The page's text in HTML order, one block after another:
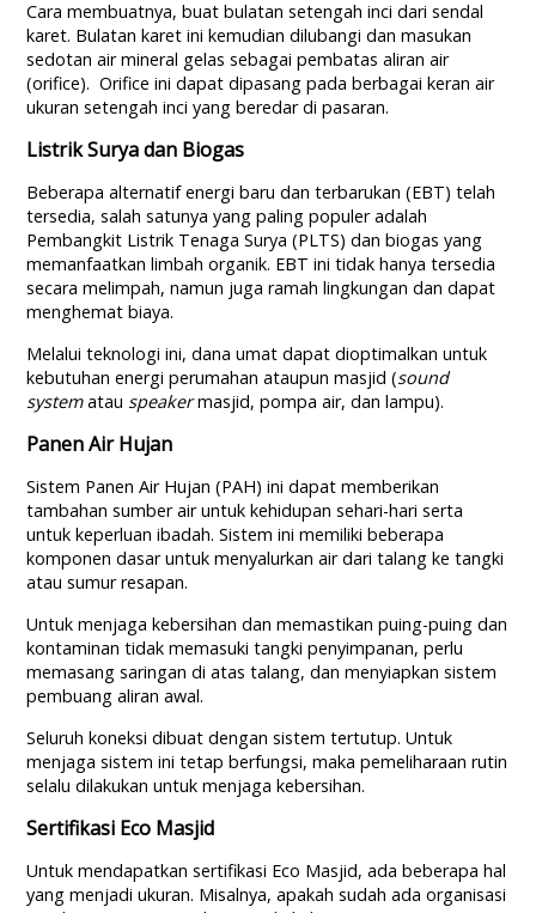
Cara membuatnya, buat bulatan setengah inci dari sendal
karet. Bulatan karet ini kemudian dilubangi dan masukan
sedotan air mineral gelas sebagai pembatas aliran air
(orifice). Orifice ini dapat dipasang pada berbagai keran air
ukuran setengah inci yang beredar di pasaran.
Listrik Surya dan Biogas
Beberapa alternatif energi baru dan terbarukan (EBT) telah
tersedia, salah satunya yang paling populer adalah
Pembangkit Listrik Tenaga Surya (PLTS) dan biogas yang
memanfaatkan limbah organik. EBT ini tidak hanya tersedia
secara melimpah, namun juga ramah lingkungan dan dapat
menghemat biaya.
Melalui teknologi ini, dana umat dapat dioptimalkan untuk
kebutuhan energi perumahan ataupun masjid (sound
systematau speakermasjid, pompa air, dan lampu).
Panen Air Hujan
Sistem Panen Air Hujan (PAH) ini dapat memberikan
tambahan sumber air untuk kehidupan sehari-hari serta
untuk keperluan ibadah. Sistem ini memiliki beberapa
komponen dasar untuk menyalurkan air dari talang ke tangki
atau sumur resapan.
Untuk menjaga kebersihan dan memastikan puing-puing dan
kontaminan tidak memasuki tangki penyimpanan, perlu
memasang saringan di atas talang, dan menyiapkan sistem
pembuang aliran awal.
Seluruh koneksi dibuat dengan sistem tertutup. Untuk
menjaga sistem ini tetap berfungsi, maka pemeliharaan rutin
selalu dilakukan untuk menjaga kebersihan.
Sertifikasi Eco Masjid
Untuk mendapatkan sertifikasi Eco Masjid, ada beberapa hal
yang menjadi ukuran. Misalnya, apakah sudah ada organisasi